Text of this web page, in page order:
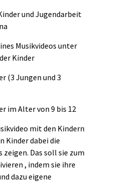
und Jugendarbeit
Musikvideos unter
Kinder
(3 Jungen und 3
im Alter von 9 bis 12
mit den Kindern
Kinder dabei die
zeigen. Das soll sie zum
, indem sie ihre
dazu eigene